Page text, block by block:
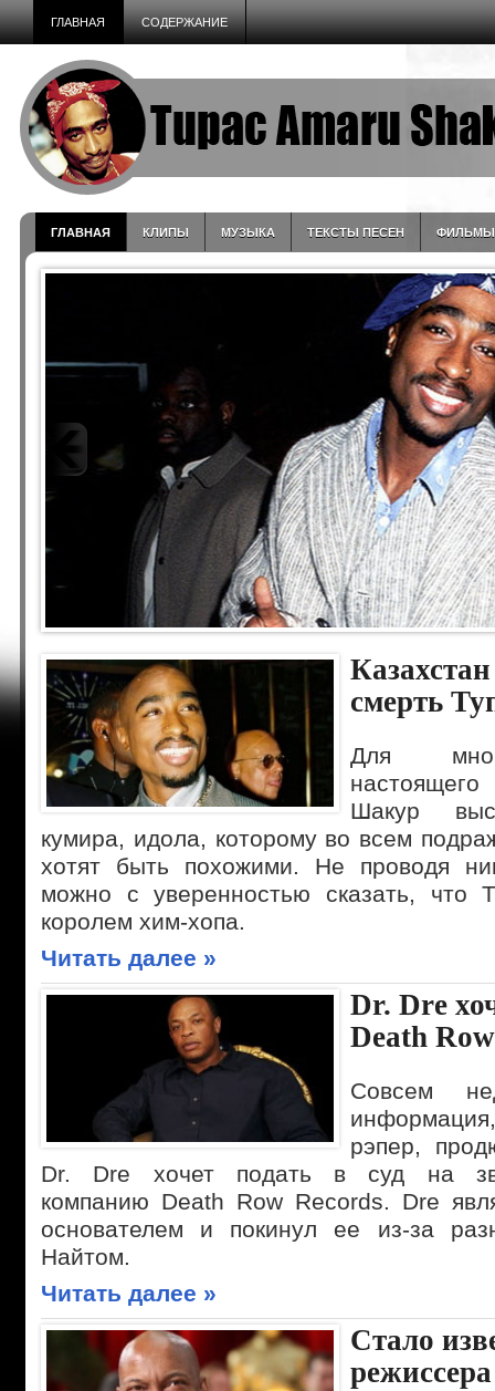
ГЛАВНАЯ СОДЕРЖАНИЕ
ГЛАВНАЯ КЛИПЫ МУЗЫКА ТЕКСТЫ ПЕСЕН ФИЛЬМЫ
День рождения Тупака Шакура
рождения! 2pac очень много сделал для хип-хоп течения того
в один голос заявляют, что он лучший. Ещё бы, ведь он всю свою
смерть
Для
Шакур
кумира, идола, которому во всем
хотят быть похожими. Не проводя
можно с уверенностью сказать, что
королем хим-хопа.
Читать далее »
Dr. Dre
Death
Совсем
рэпер,
Dr. Dre хочет подать в суд на
компанию Death Row Records. Dre
основателем и покинул ее из-за
Найтом.
Читать далее »
Стало